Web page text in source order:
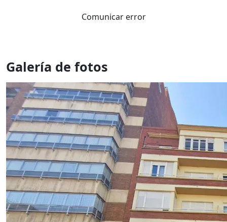
Comunicar error
Galería de fotos